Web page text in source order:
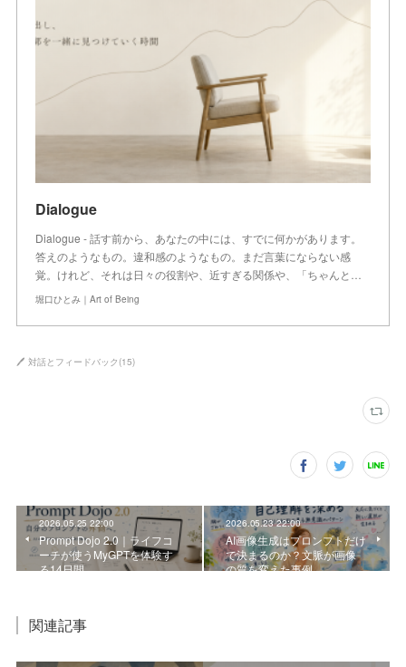
Dialogue
Dialogue - 話す前から、あなたの中には、すでに何かがあります。
答えのようなもの。違和感のようなもの。まだ言葉にならない感
覚。けれど、それは日々の役割や、近すぎる関係や、「ちゃんと…
堀口ひとみ｜Art of Being
🖊 対話とフィードバック (15)
2026.05.25 22:00
Prompt Dojo 2.0｜ライフコ
ーチが使うMyGPTを体験す
る14日間
2026.05.23 22:00
AI画像生成はプロンプトだけ
で決まるのか？文脈が画像
の質を変えた事例
関連記事